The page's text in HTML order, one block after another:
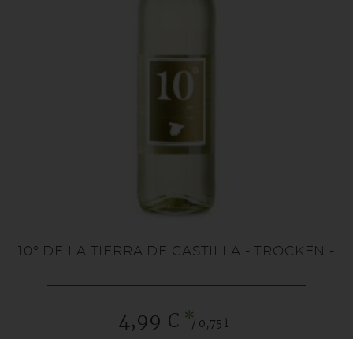
10° DE LA TIERRA DE CASTILLA - TROCKEN -
4,99 € */ 0,75 l